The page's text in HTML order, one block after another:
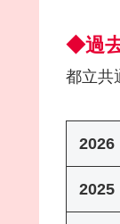
◆過
都立共
2026
2025